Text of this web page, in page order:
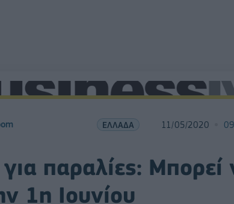
ΕΛΛΑΔΑ 11/05/2020
παραλίες: Μπορεί
1η Ιουνίου